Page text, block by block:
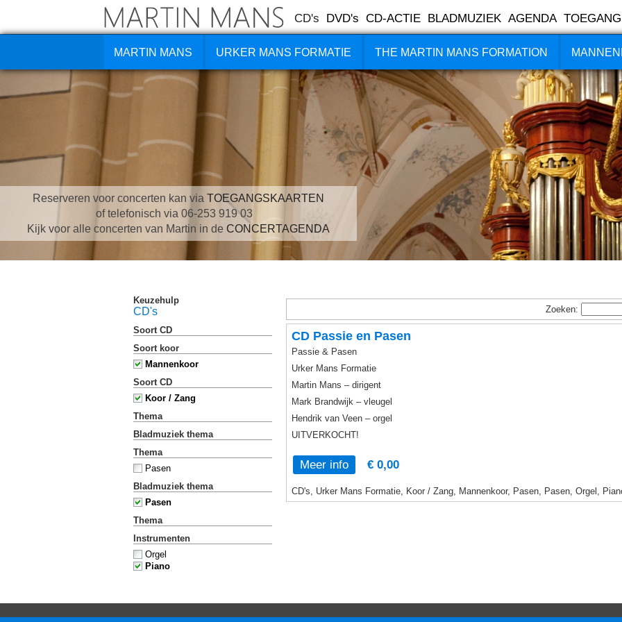
CD's DVD's CD-ACTIE BLADMUZIEK AGENDA
MARTIN MANS URKER MANS FORMATIE THE MARTIN MANS FORMATION
Reserveren voor concerten kan via TOEGANGSKAARTEN
of telefonisch via 06-253 919 03
Kijk voor alle concerten van Martin in de CONCERTAGENDA
Keuzehulp
CD's
Soort CD
Soort koor
Mannenkoor
Soort CD
Koor / Zang
Thema
Bladmuziek thema
Thema
Pasen
Bladmuziek thema
Pasen
Thema
Instrumenten
Orgel
Piano
Zoeken:
CD Passie en Pasen
Passie & Pasen
Urker Mans Formatie
Martin Mans – dirigent
Mark Brandwijk – vleugel
Hendrik van Veen – orgel
UITVERKOCHT!
Meer info € 0,00
CD's, Urker Mans Formatie, Koor / Zang, Mannenkoor, Pasen, Pasen, Orgel,